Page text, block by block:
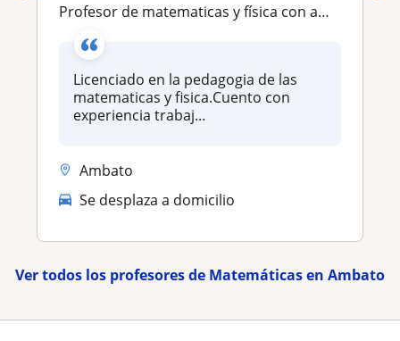
profesor de matematicas y física con ampli experiencia en la esnseñanza
Licenciado en la pedagogia de las
matematicas y fisica.Cuento con
experiencia trabaj...
Ambato
Se desplaza a domicilio
Ver todos los profesores de Matemáticas en Ambato